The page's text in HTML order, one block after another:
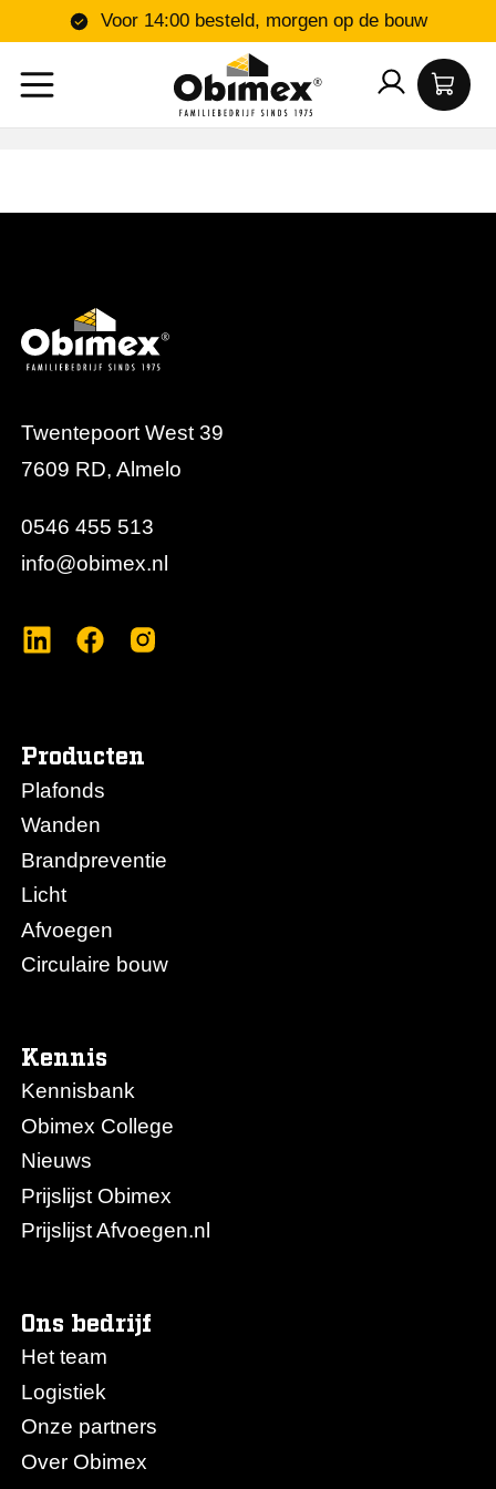
Voor 14:00 besteld, morgen op de bouw
Twentepoort West 39
7609 RD, Almelo
0546 455 513
info@obimex.nl
Producten
Plafonds
Wanden
Brandpreventie
Licht
Afvoegen
Circulaire bouw
Kennis
Kennisbank
Obimex College
Nieuws
Prijslijst Obimex
Prijslijst Afvoegen.nl
Ons bedrijf
Het team
Logistiek
Onze partners
Over Obimex